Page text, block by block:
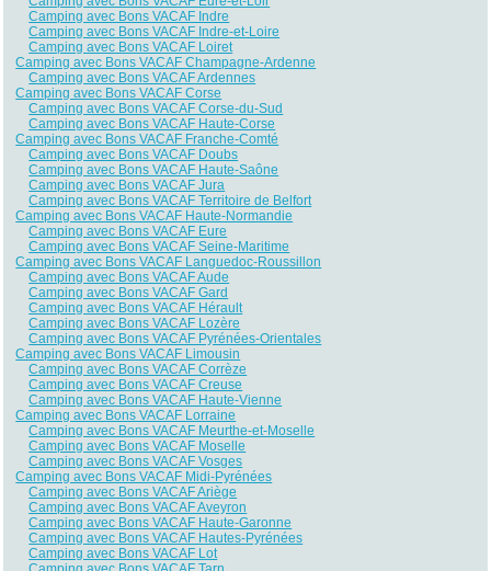
Camping avec Bons VACAF Indre
Camping avec Bons VACAF Indre-et-Loire
Camping avec Bons VACAF Loiret
Camping avec Bons VACAF Champagne-Ardenne
Camping avec Bons VACAF Ardennes
Camping avec Bons VACAF Corse
Camping avec Bons VACAF Corse-du-Sud
Camping avec Bons VACAF Haute-Corse
Camping avec Bons VACAF Franche-Comté
Camping avec Bons VACAF Doubs
Camping avec Bons VACAF Haute-Saône
Camping avec Bons VACAF Jura
Camping avec Bons VACAF Territoire de Belfort
Camping avec Bons VACAF Haute-Normandie
Camping avec Bons VACAF Eure
Camping avec Bons VACAF Seine-Maritime
Camping avec Bons VACAF Languedoc-Roussillon
Camping avec Bons VACAF Aude
Camping avec Bons VACAF Gard
Camping avec Bons VACAF Hérault
Camping avec Bons VACAF Lozère
Camping avec Bons VACAF Pyrénées-Orientales
Camping avec Bons VACAF Limousin
Camping avec Bons VACAF Corrèze
Camping avec Bons VACAF Creuse
Camping avec Bons VACAF Haute-Vienne
Camping avec Bons VACAF Lorraine
Camping avec Bons VACAF Meurthe-et-Moselle
Camping avec Bons VACAF Moselle
Camping avec Bons VACAF Vosges
Camping avec Bons VACAF Midi-Pyrénées
Camping avec Bons VACAF Ariège
Camping avec Bons VACAF Aveyron
Camping avec Bons VACAF Haute-Garonne
Camping avec Bons VACAF Hautes-Pyrénées
Camping avec Bons VACAF Lot